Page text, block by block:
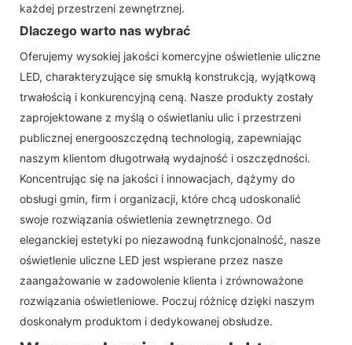
każdej przestrzeni zewnętrznej.
Dlaczego warto nas wybrać
Oferujemy wysokiej jakości komercyjne oświetlenie uliczne
LED, charakteryzujące się smukłą konstrukcją, wyjątkową
trwałością i konkurencyjną ceną. Nasze produkty zostały
zaprojektowane z myślą o oświetlaniu ulic i przestrzeni
publicznej energooszczędną technologią, zapewniając
naszym klientom długotrwałą wydajność i oszczędności.
Koncentrując się na jakości i innowacjach, dążymy do
obsługi gmin, firm i organizacji, które chcą udoskonalić
swoje rozwiązania oświetlenia zewnętrznego. Od
eleganckiej estetyki po niezawodną funkcjonalność, nasze
oświetlenie uliczne LED jest wspierane przez nasze
zaangażowanie w zadowolenie klienta i zrównoważone
rozwiązania oświetleniowe. Poczuj różnicę dzięki naszym
doskonałym produktom i dedykowanej obsłudze.